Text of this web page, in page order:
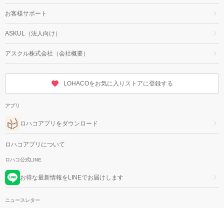
お客様サポート
ASKUL（法人向け）
アスクル株式会社（会社概要）
LOHACOをお気に入りストアに登録する
アプリ
ロハコアプリをダウンロード
ロハコアプリについて
ロハコ公式LINE
お得な最新情報をLINEでお届けします
ニュースレター